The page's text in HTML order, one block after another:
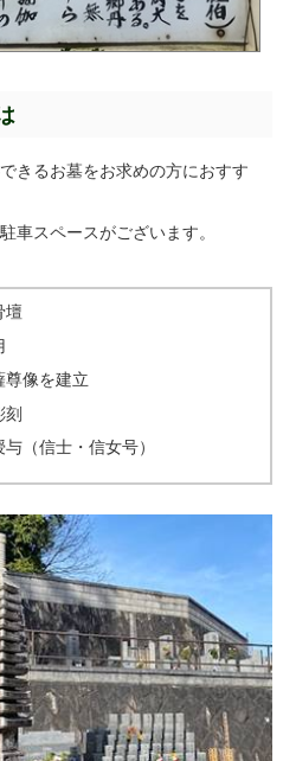
きるお墓をお求めの方におすす
車スペースがございます。
壇
尊像を建立
刻
（信士・信女号）